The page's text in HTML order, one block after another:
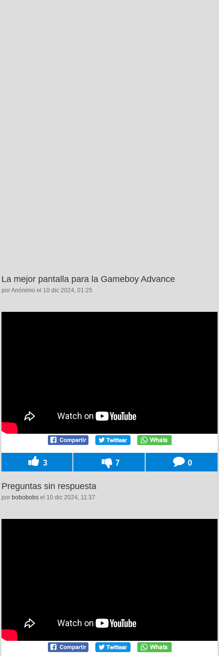
La mejor pantalla para la Gameboy Advance
por Anónimo el 10 dic 2024, 01:25
3 7 0
Preguntas sin respuesta
por bobobobs el 10 dic 2024, 11:37